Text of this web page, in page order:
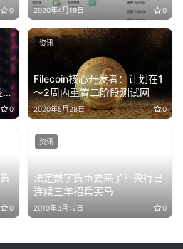
0 2020年4月19日 0
0
Filecoin核心开发者：计划在1
～2周内重置二阶段测试网
2020年5月28日 0
资讯
0
法定数字货币要来了？央行已
连续三年招兵买马
2019年8月12日 0
资讯